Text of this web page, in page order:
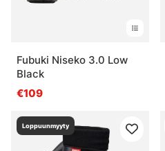
Fubuki Niseko 3.0 Low
Black
€109
Loppuunmyyty